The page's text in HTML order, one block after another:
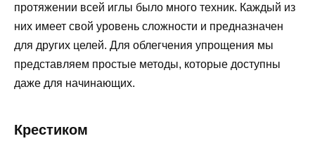
протяжении всей иглы было много техник. Каждый из
них имеет свой уровень сложности и предназначен
для других целей. Для облегчения упрощения мы
представляем простые методы, которые доступны
даже для начинающих.
Крестиком